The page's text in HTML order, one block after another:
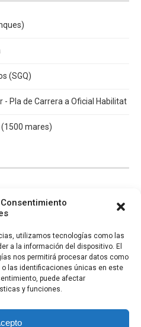
utilizamos tecnologías como las
a la información del dispositivo. El
nos permitirá procesar datos como
las identificaciones únicas en este
puede afectar
y funciones.
(SGQ)
Pla de Carrera a Oficial Habilitat
mares)